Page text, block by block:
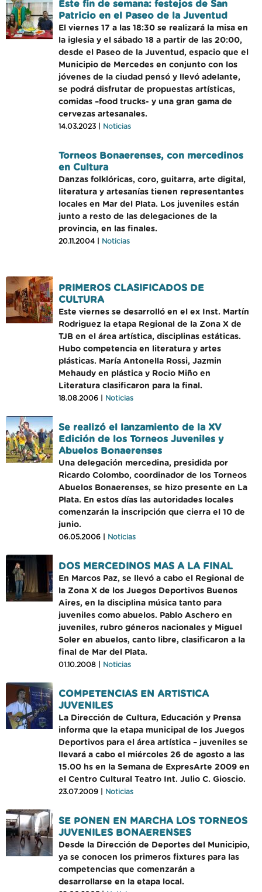
Este fin de semana: festejos de San
Patricio en el Paseo de la Juventud
El viernes 17 a las 18:30 se realizará la misa en
la iglesia y el sábado 18 a partir de las 20:00,
desde el Paseo de la Juventud, espacio que el
Municipio de Mercedes en conjunto con los
jóvenes de la ciudad pensó y llevó adelante,
se podrá disfrutar de propuestas artísticas,
comidas –food trucks- y una gran gama de
cervezas artesanales.
14.03.2023 | Noticias
Torneos Bonaerenses, con mercedinos
en Cultura
Danzas folklóricas, coro, guitarra, arte digital,
literatura y artesanías tienen representantes
locales en Mar del Plata. Los juveniles están
junto a resto de las delegaciones de la
provincia, en las finales.
20.11.2004 | Noticias
PRIMEROS CLASIFICADOS DE
CULTURA
Este viernes se desarrolló en el ex Inst. Martín
Rodriguez la etapa Regional de la Zona X de
TJB en el área artística, disciplinas estáticas.
Hubo competencia en literatura y artes
plásticas. María Antonella Rossi, Jazmin
Mehaudy en plástica y Rocio Miño en
Literatura clasificaron para la final.
18.08.2006 | Noticias
Se realizó el lanzamiento de la XV
Edición de los Torneos Juveniles y
Abuelos Bonaerenses
Una delegación mercedina, presidida por
Ricardo Colombo, coordinador de los Torneos
Abuelos Bonaerenses, se hizo presente en La
Plata. En estos días las autoridades locales
comenzarán la inscripción que cierra el 10 de
junio.
06.05.2006 | Noticias
DOS MERCEDINOS MAS A LA FINAL
En Marcos Paz, se llevó a cabo el Regional de
la Zona X de los Juegos Deportivos Buenos
Aires, en la disciplina música tanto para
juveniles como abuelos. Pablo Aschero en
juveniles, rubro géneros nacionales y Miguel
Soler en abuelos, canto libre, clasificaron a la
final de Mar del Plata.
01.10.2008 | Noticias
COMPETENCIAS EN ARTISTICA
JUVENILES
La Dirección de Cultura, Educación y Prensa
informa que la etapa municipal de los Juegos
Deportivos para el área artística – juveniles se
llevará a cabo el miércoles 26 de agosto a las
15.00 hs en la Semana de ExpresArte 2009 en
el Centro Cultural Teatro Int. Julio C. Gioscio.
23.07.2009 | Noticias
SE PONEN EN MARCHA LOS TORNEOS
JUVENILES BONAERENSES
Desde la Dirección de Deportes del Municipio,
ya se conocen los primeros fixtures para las
competencias que comenzarán a
desarrollarse en la etapa local.